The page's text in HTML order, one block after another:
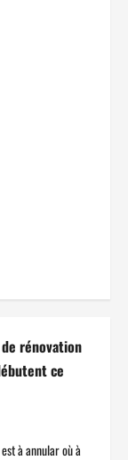
rénovation
ce
à annular où à